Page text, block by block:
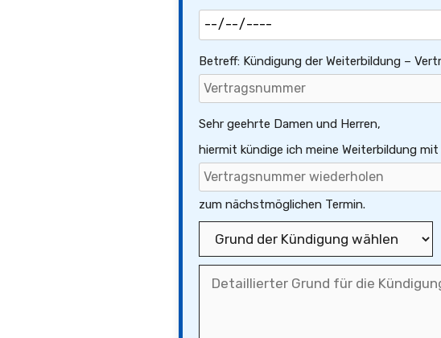
Betreff: Kündigung der Weiterbildung –
Sehr geehrte Damen und Herren,
hiermit kündige ich meine Weiterbildung
zum nächstmöglichen Termin.